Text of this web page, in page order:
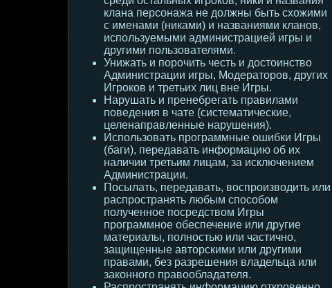
клана персонажа не должны быть схожими
с именами (никами) и названиями кланов,
используемыми администрацией игры и
другими пользователями.
Унижать и порочить честь и достоинство
Администрации игры, Модераторов, других
Игроков и третьих лиц вне Игры.
Нарушать и пренебрегать правилами
поведения в чате (систематические,
целенаправленные нарушения).
Использовать программные ошибки Игры
(баги), передавать информацию об их
наличии третьим лицам, за исключением
Администрации.
Посылать, передавать, воспроизводить или
распространять любым способом
полученное посредством Игры
программное обеспечение или другие
материалы, полностью или частично,
защищенные авторскими или другими
правами, без разрешения владельца или
законного правообладателя.